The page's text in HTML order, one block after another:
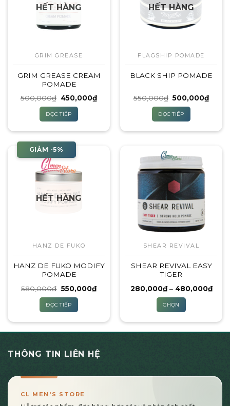
HẾT HÀNG
GRIM GREASE
GRIM GREASE CREAM
POMADE
500,000₫ Giá
là:
500,000₫.
450,000₫Giá
hiện
ĐỌC TIẾP
HẾT HÀNG
FLAGSHIP POMADE
BLACK SHIP POMADE
550,000₫ Giá
là:
550,000₫.
500,000₫Giá
hiện
ĐỌC TIẾP
GIẢM -5%
HẾT HÀNG
HANZ DE FUKO
HANZ DE FUKO MODIFY
POMADE
580,000₫ Giá
là:
580,000₫.
550,000₫Giá
hiện
ĐỌC TIẾP
SHEAR REVIVAL
SHEAR REVIVAL EASY
TIGER
280,000₫ – 480,000₫
giá:
CHỌN
tùy
THÔNG TIN LIÊN HỆ
CL MEN'S STORE